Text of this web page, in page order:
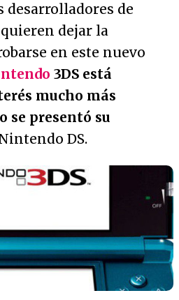
desarrolladores de
dejar la
en este nuevo
3DS está
mucho más
se presentó su
DS.